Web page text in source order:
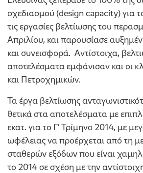
σχεδιασμού (design capacity) για
τις εργασίες βελτίωσης του
Απριλίου, και παρουσίασε
και συνεισφορά. Αντίστοιχα,
αποτελέσματα εμφάνισαν και οι
και Πετροχημικών.
Τα έργα βελτίωσης
θετικά στα αποτελέσματα με
εκατ. για το Γ’ Τρίμηνο 2014, με
ωφέλειας να προέρχεται από τη
σταθερών εξόδων που είναι
το 2014 σε σχέση με την